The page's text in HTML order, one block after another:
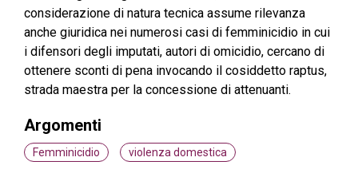
considerazione di natura tecnica assume rilevanza
anche giuridica nei numerosi casi di femminicidio in cui
i difensori degli imputati, autori di omicidio, cercano di
ottenere sconti di pena invocando il cosiddetto raptus,
strada maestra per la concessione di attenuanti.
Argomenti
Femminicidio violenza domestica